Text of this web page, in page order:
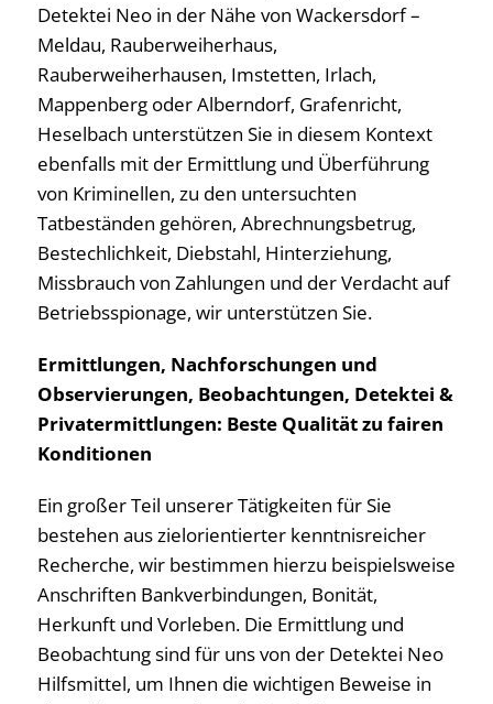
Detektei Neo in der Nähe von Wackersdorf –
Meldau, Rauberweiherhaus,
Rauberweiherhausen, Imstetten, Irlach,
Mappenberg oder Alberndorf, Grafenricht,
Heselbach unterstützen Sie in diesem Kontext
ebenfalls mit der Ermittlung und Überführung
von Kriminellen, zu den untersuchten
Tatbeständen gehören, Abrechnungsbetrug,
Bestechlichkeit, Diebstahl, Hinterziehung,
Missbrauch von Zahlungen und der Verdacht auf
Betriebsspionage, wir unterstützen Sie.
Ermittlungen, Nachforschungen und
Observierungen, Beobachtungen, Detektei &
Privatermittlungen: Beste Qualität zu fairen
Konditionen
Ein großer Teil unserer Tätigkeiten für Sie
bestehen aus zielorientierter kenntnisreicher
Recherche, wir bestimmen hierzu beispielsweise
Anschriften Bankverbindungen, Bonität,
Herkunft und Vorleben. Die Ermittlung und
Beobachtung sind für uns von der Detektei Neo
Hilfsmittel, um Ihnen die wichtigen Beweise in